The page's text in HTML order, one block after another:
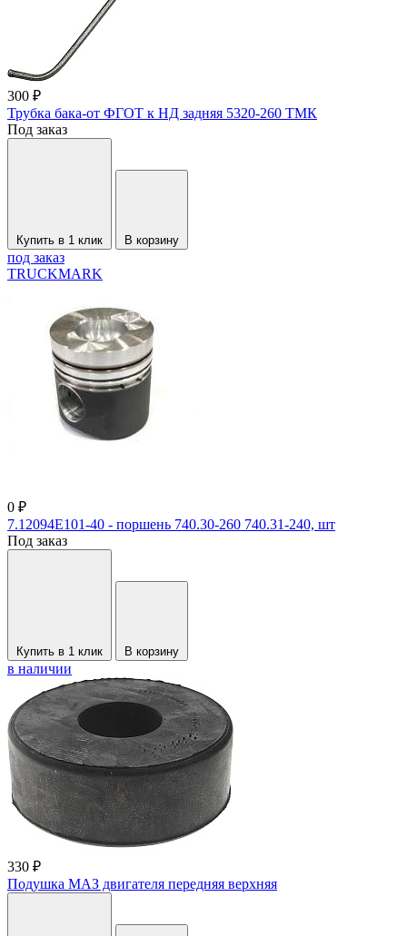
300 ₽
Трубка бака-от ФГОТ к НД задняя 5320-260 ТМК
Под заказ
Купить в 1 клик В корзину
под заказ
TRUCKMARK
0 ₽
7.12094Е101-40 - поршень 740.30-260 740.31-240, шт
Под заказ
Купить в 1 клик В корзину
в наличии
330 ₽
Подушка МАЗ двигателя передняя верхняя